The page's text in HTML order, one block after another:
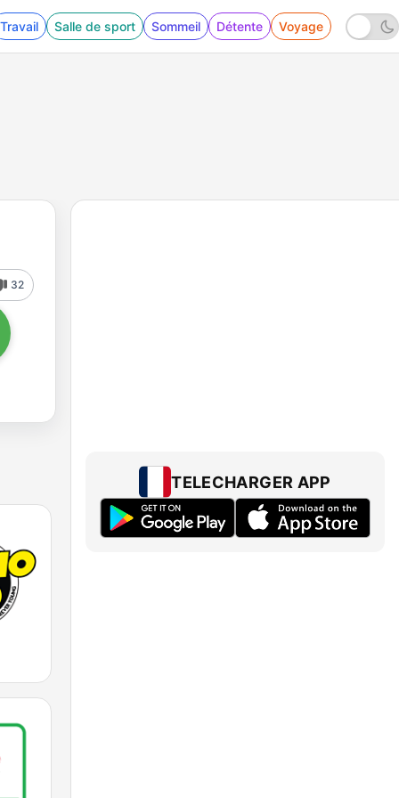
Travail Salle de sport Sommeil Détente Voyage
32
TELECHARGER APP